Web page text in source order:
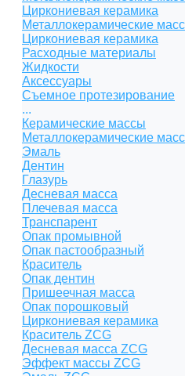
Циркониевая керамика
Металлокерамические
Циркониевая керамика
Расходные материалы
Жидкости
Аксессуары
Съемное протезирование
...
Керамические массы
Металлокерамические
Эмаль
Дентин
Глазурь
Десневая масса
Плечевая масса
Транспарент
Опак промывной
Опак пастообразный
Краситель
Опак дентин
Пришеечная масса
Опак порошковый
Циркониевая керамика
Краситель ZCG
Десневая масса ZCG
Эффект массы ZCG